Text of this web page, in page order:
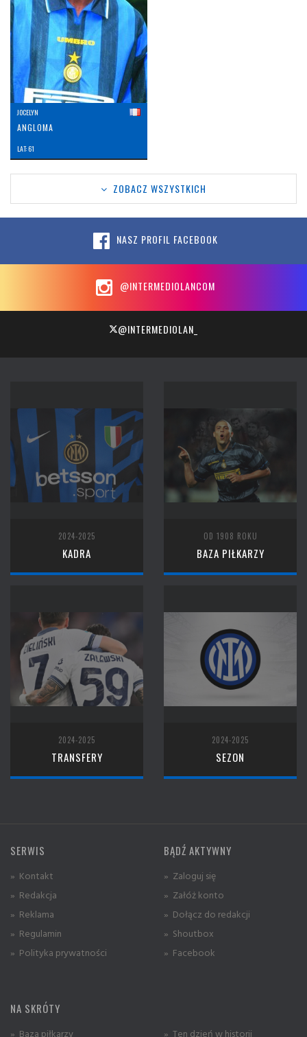
JOCELYN
ANGLOMA
LAT: 61
ZOBACZ WSZYSTKICH
NASZ PROFIL FACEBOOK
@INTERMEDIOLANCOM
@INTERMEDIOLAN_
2024-2025
KADRA
OD 1908 ROKU
BAZA PIŁKARZY
2024-2025
TRANSFERY
2024-2025
SEZON
SERWIS
» Kontakt
» Redakcja
» Reklama
» Regulamin
» Polityka prywatności
BĄDŹ AKTYWNY
» Zaloguj się
» Załóż konto
» Dołącz do redakcji
» Shoutbox
» Facebook
NA SKRÓTY
» Baza piłkarzy » Ten dzień w historii